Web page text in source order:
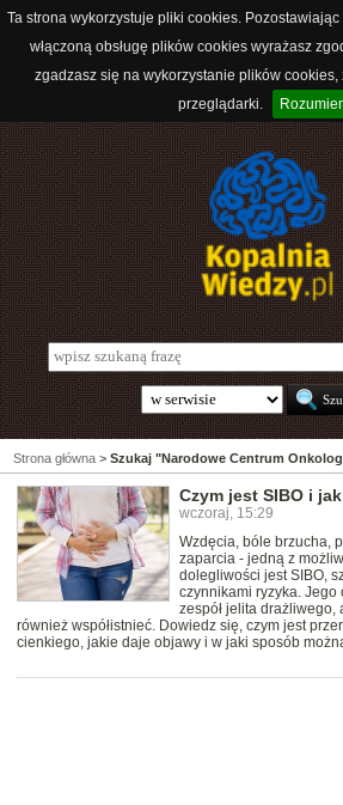
Ta strona wykorzystuje pliki cookies.
włączoną obsługę plików cookies wyrażasz
zgadzasz się na wykorzystanie plików
przeglądarki.
Strona główna > Szukaj "Narodowe Centrum
Czym jest SIBO i
wczoraj, 15:29
Wzdęcia, bóle brzucha,
zaparcia - jedną z
dolegliwości jest SIBO,
czynnikami ryzyka.
zespół jelita
również współistnieć. Dowiedz się, czym jest
cienkiego, jakie daje objawy i w jaki sposób